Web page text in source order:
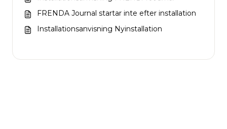
FRENDA Journal startar inte efter installation
Installationsanvisning Nyinstallation